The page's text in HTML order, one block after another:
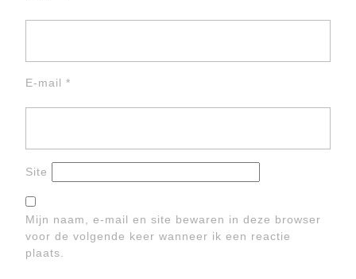
E-mail *
Site
Mijn naam, e-mail en site bewaren in deze browser
voor de volgende keer wanneer ik een reactie
plaats.